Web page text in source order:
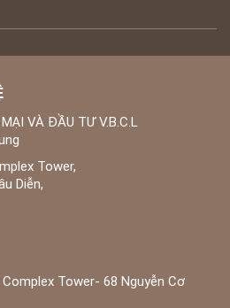
VÀ ĐẦU TƯ V.B.C.L
Tower,
Diễn,
Tower- 68 Nguyễn Cơ